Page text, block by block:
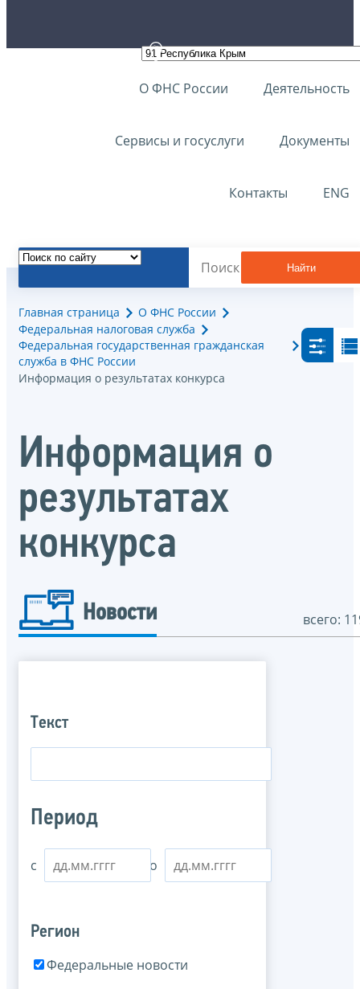
О ФНС России Деятельность
Сервисы и госуслуги Документы
Контакты ENG
Найти
Главная страница
О ФНС России
Федеральная налоговая служба
Федеральная государственная гражданская
служба в ФНС России
Информация о результатах конкурса
Информация о
результатах
конкурса
Новости всего:
Текст
Период
с по
Регион
Федеральные новости